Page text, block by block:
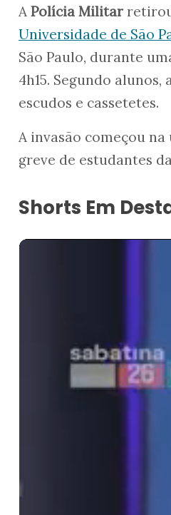
Whastapp
Facebook
Twitter
A Polícia Militar
Universidade de São
São Paulo, durante
4h15. Segundo
escudos e cassetetes.
A invasão começou
greve de estudantes
Shorts Em